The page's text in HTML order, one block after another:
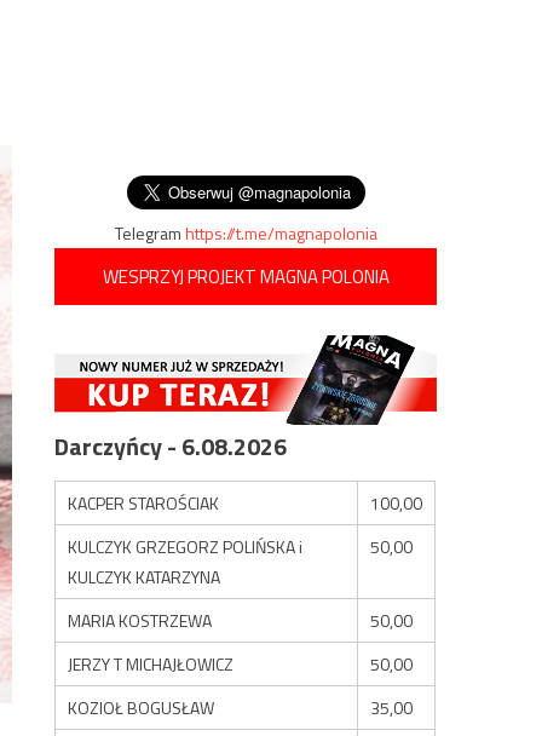
Telegramhttps://t.me/magnapolonia
WESPRZYJ PROJEKT MAGNA POLONIA
Darczyńcy - 6.08.2026
KACPER STAROŚCIAK
100,00
KULCZYK GRZEGORZ POLIŃSKA i
KULCZYK KATARZYNA
50,00
MARIA KOSTRZEWA
50,00
JERZY T MICHAJŁOWICZ
50,00
KOZIOŁ BOGUSŁAW
35,00